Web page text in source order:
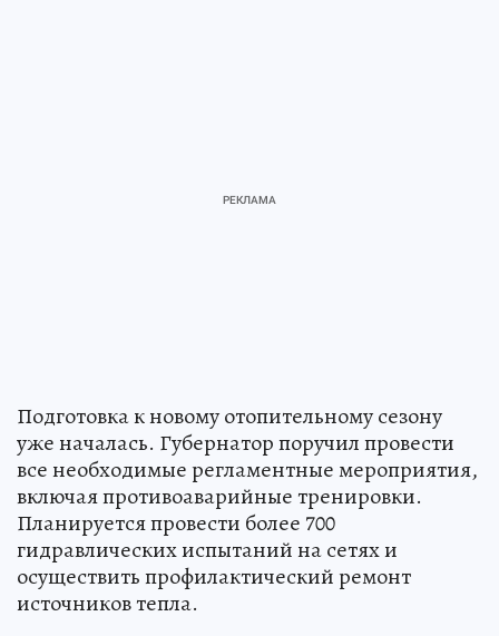
Подготовка к новому отопительному сезону
уже началась. Губернатор поручил провести
все необходимые регламентные мероприятия,
включая противоаварийные тренировки.
Планируется провести более 700
гидравлических испытаний на сетях и
осуществить профилактический ремонт
источников тепла.